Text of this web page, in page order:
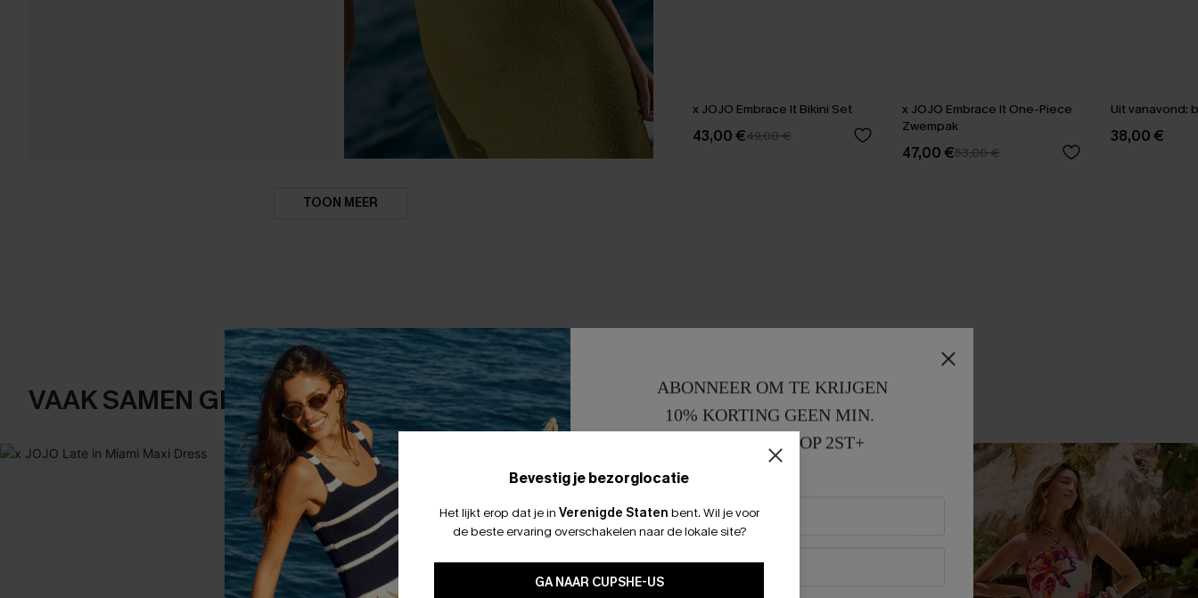
TOON MEER
x JOJO Embrace It Bikini Set
43,00 €49,00 €
x JOJO Embrace It One-Piece
Zwempak
47,00 €53,00 €
Uit vanavond:
38,00 €
VAAK SAMEN GEKOCHT
Bevestig je bezorglocatie
Het lijkt erop dat je in Verenigde Staten bent. Wil je voor
de beste ervaring overschakelen naar de lokale site?
GA NAAR CUPSHE-US
ABONNEER OM TE KRIJGEN
10% KORTING GEEN MIN.
15% KORTING OP 2ST+